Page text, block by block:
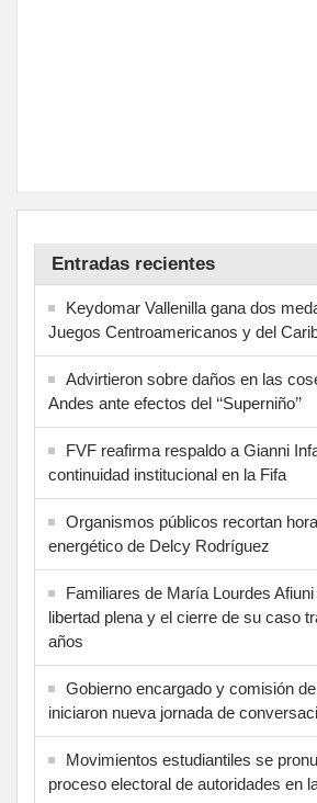
Entradas recientes
Keydomar Vallenilla gana dos
Juegos Centroamericanos y del
Advirtieron sobre daños en las
Andes ante efectos del ‘‘Superniño’’
FVF reafirma respaldo a Gianni
continuidad institucional en la Fifa
Organismos públicos recortan
energético de Delcy Rodríguez
Familiares de María Lourdes
libertad plena y el cierre de su caso
años
Gobierno encargado y comisión
iniciaron nueva jornada de
Movimientos estudiantiles se
proceso electoral de autoridades en